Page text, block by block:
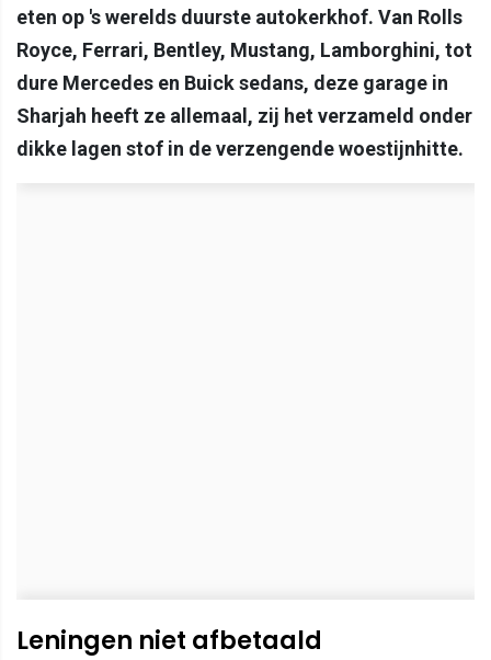
eten op 's werelds duurste autokerkhof. Van Rolls
Royce, Ferrari, Bentley, Mustang, Lamborghini, tot
dure Mercedes en Buick sedans, deze garage in
Sharjah heeft ze allemaal, zij het verzameld onder
dikke lagen stof in de verzengende woestijnhitte.
Leningen niet afbetaald